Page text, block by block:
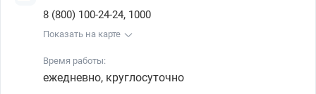
8 (800) 100-24-24, 1000
Показать на карте
Время работы:
ежедневно, круглосуточно